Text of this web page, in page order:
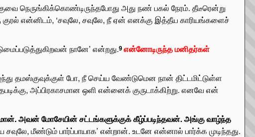
நெருங்கிக்கொண்டிருந்தபோது அது நண் பகல் நேரம். தீடீரென்று
என்னிடம், ‘சவுலே, சவுலே, நீ ஏன் எனக்கு இத்தீய காரியங்களைச்
நானே’ என்றது.9 என்னோடிருந்த மனிதர்கள்
தமஸ்குவுக்குள் போ, நீ செய்ய வேண்டுமென நான் திட்டமிட்டுள்ள
அப்பிரகாசமான ஒளி என்னைக் குருடாக்கிற்று. எனவே என்
அவன் மோசேயின் சட்டங்களுக்குக் கீழ்ப்படிந்தவன். அங்கு வாழ்ந்த
மீண்டும் பார்ப்பாயாக’ என்றான். உடனே என்னால் பார்க்க முடிந்தது.